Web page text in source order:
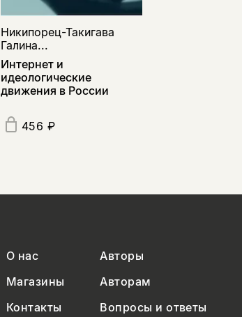
Никипорец-Такигава
Галина...
Интернет и
идеологические
движения в России
456 ₽
О нас Авторы
Магазины Авторам
Контакты Вопросы и ответы